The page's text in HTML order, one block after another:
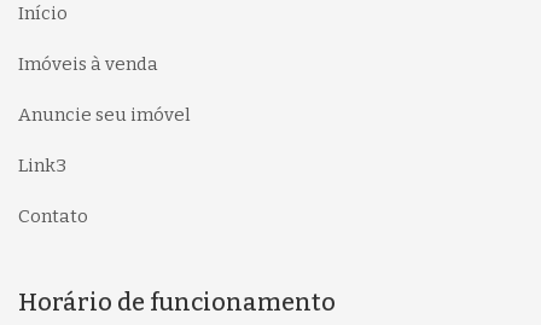
Início
Imóveis à venda
Anuncie seu imóvel
Link3
Contato
Horário de funcionamento